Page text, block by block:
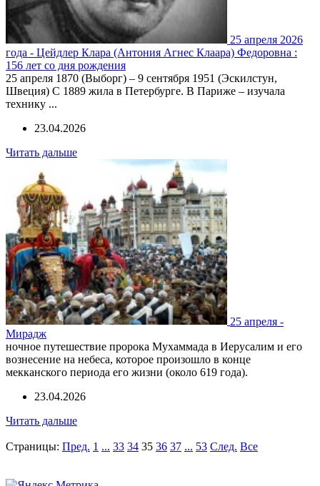
25 апреля 2026
года - Цейдлер Клара (Антония Агнес Клаара) Федоровна :
156 лет со дня рождения
25 апреля 1870 (Выборг) – 9 сентября 1951 (Эскилстун,
Швеция) С 1889 жила в Петербурге. В Париже – изучала
технику ...
23.04.2026
Читать дальше
25 апреля -
Мирадж
ночное путешествие пророка Мухаммада в Иерусалим и его
вознесение на небеса, которое произошло в конце
мекканского периода его жизни (около 619 года).
23.04.2026
Читать дальше
Страницы: Пред. 1 ... 33 34 35 36 37 ... 53 След. Все